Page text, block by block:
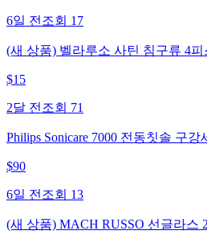
6일 전 조회 17
(새 상품) 벨라루소 사틴 침구류 4
$15
2달 전 조회 71
Philips Sonicare 7000 전동칫솔 구강
$90
6일 전 조회 13
(새 상품) MACH RUSSO 선글라스